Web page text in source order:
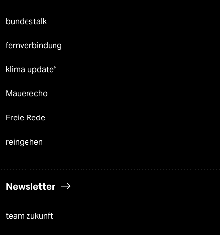
bundestalk
fernverbindung
klima update°
Mauerecho
Freie Rede
reingehen
Newsletter
team zukunft